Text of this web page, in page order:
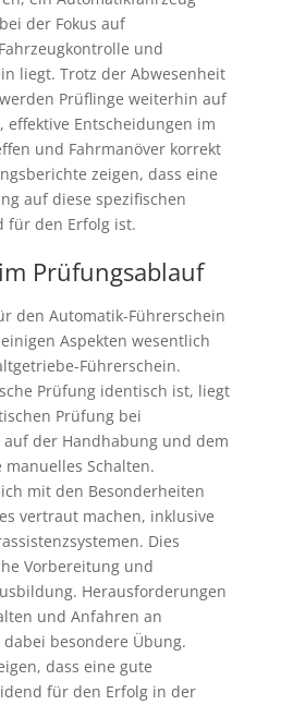
der Fokus auf
und
liegt. Trotz der Abwesenheit
Prüflinge weiterhin auf
effektive Entscheidungen im
und Fahrmanöver korrekt
zeigen, dass eine
auf diese spezifischen
für den Erfolg ist.
Prüfungsablauf
den Automatik-Führerschein
Aspekten wesentlich
Führerschein.
Prüfung identisch ist, liegt
Prüfung bei
der Handhabung und dem
Schalten.
mit den Besonderheiten
vertraut machen, inklusive
Dies
Vorbereitung und
Herausforderungen
und Anfahren an
besondere Übung.
dass eine gute
für den Erfolg in der